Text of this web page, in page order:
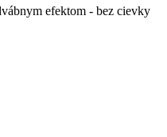
efektom - bez cievky